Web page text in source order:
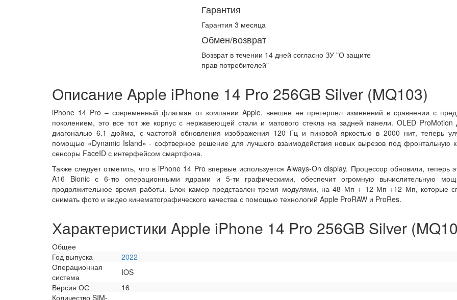
Гарантия
Гарантия 3 месяца
Обмен/возврат
Возврат в течении 14 дней согласно ЗУ "О защите
прав потребителей"
Описание Apple iPhone 14 Pro 256GB Silver (MQ103)
iPhone 14 Pro – современный флагман от компании Apple, внешне не претерпел изменений в сравнении с
поколением, это все тот же корпус с нержавеющей стали и матового стекла на задней панели. OLED ProMotion
диагональю 6.1 дюйма, с частотой обновления изображения 120 Гц и пиковой яркостью в 2000 нит, теперь
помощью «Dynamic Island» - софтверное решение для лучшего взаимодействия новых вырезов под фронтальную
сенсоры FaceID с интерфейсом смартфона.
Также следует отметить, что в iPhone 14 Pro впервые используется Always-On display. Процессор обновили, теперь
A16 Bionic с 6-тю операционными ядрами и 5-ти графическими, обеспечит огромную вычислительную
продолжительное время работы. Блок камер представлен тремя модулями, на 48 Мп + 12 Мп +12 Мп, которые
снимать фото и видео кинематографического качества с помощью технологий Apple ProRAW и ProRes.
Характеристики Apple iPhone 14 Pro 256GB Silver
Общее
Год выпуска
2022
Операционная
система
IOS
Версия ОС
16
Количество SIM-